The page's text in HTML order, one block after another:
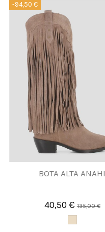
-94,50 €
BOTA ALTA ANAHI
40,50 €135,00 €